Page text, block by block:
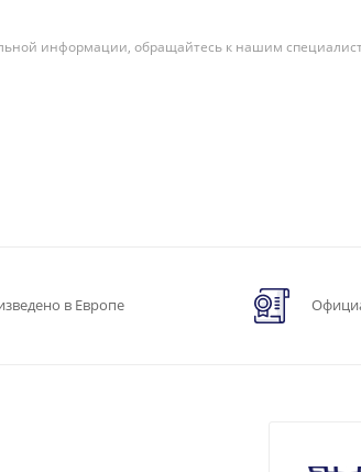
информации, обращайтесь к нашим
в Европе